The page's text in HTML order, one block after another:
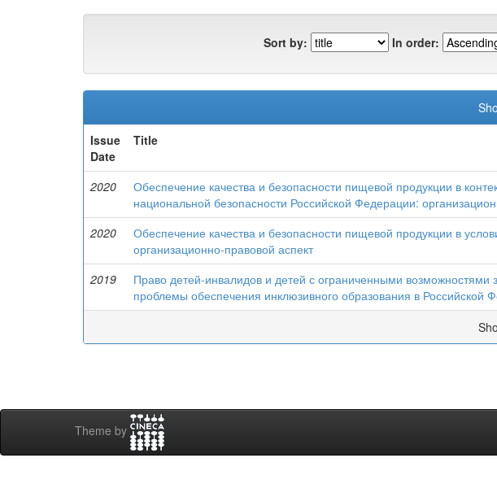
Sort by: In order:
Issue
Date
Title
2020
Обеспечение качества и безопасности пищевой продукции в
национальной безопасности Российской Федерации:
2020
Обеспечение качества и безопасности пищевой продукции в
организационно-правовой аспект
2019
Право детей-инвалидов и детей с ограниченными возможностями
проблемы обеспечения инклюзивного образования в Российской
Theme by